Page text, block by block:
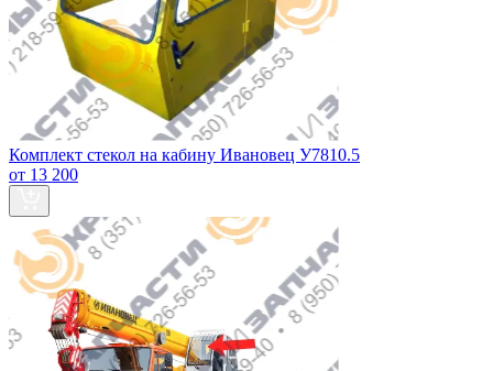
Комплект стекол на кабину Ивановец У7810.5
от 13 200